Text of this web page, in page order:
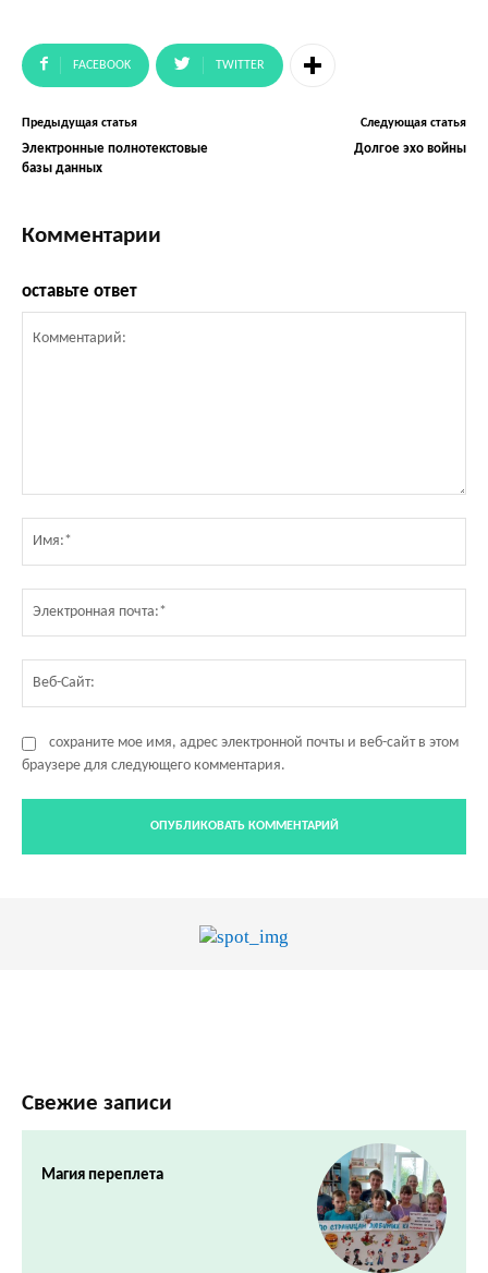
FACEBOOK TWITTER
Предыдущая статья
Электронные полнотекстовые
базы данных
Следующая статья
Долгое эхо войны
Комментарии
оставьте ответ
сохраните мое имя, адрес электронной почты и веб-сайт в этом
браузере для следующего комментария.
Свежие записи
Магия переплета